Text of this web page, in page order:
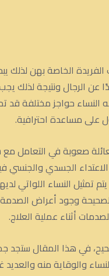
الفريدة الخاصة بهن
عن الرجال ونتيجة
النساء حواجز مختلفة
على مساعدة احترافية.
صعوبة في التعامل
الجسدي والجنسي
تمثيل النساء اللواتي
وجود أعراض الصدمة
أثناء عملية العلاج.
في هذا المقال ستجد
والوقاية منه والعديد